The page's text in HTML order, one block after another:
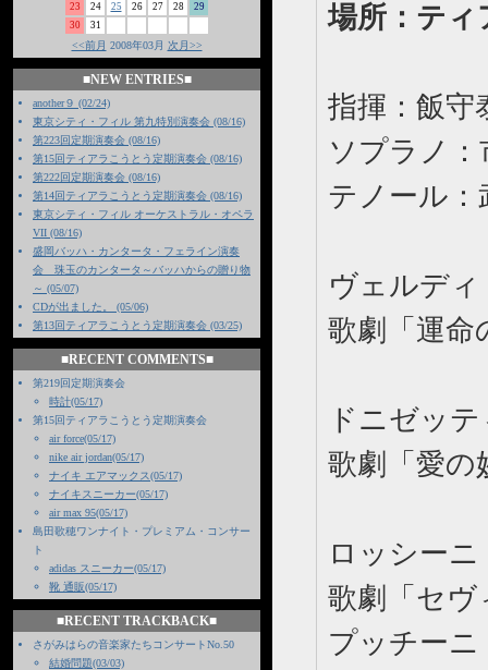
23
24 25 26 27 28
29
30
31
<<前月 2008年03月 次月>>
■NEW ENTRIES■
another９ (02/24)
東京シティ・フィル 第九特別演奏会 (08/16)
第223回定期演奏会 (08/16)
第15回ティアラこうとう定期演奏会 (08/16)
第222回定期演奏会 (08/16)
第14回ティアラこうとう定期演奏会 (08/16)
東京シティ・フィル オーケストラル・オペラ
VII (08/16)
盛岡バッハ・カンタータ・フェライン演奏
会 珠玉のカンタータ～バッハからの贈り物
～ (05/07)
CDが出ました。 (05/06)
第13回ティアラこうとう定期演奏会 (03/25)
■RECENT COMMENTS■
第219回定期演奏会
時計(05/17)
第15回ティアラこうとう定期演奏会
air force(05/17)
nike air jordan(05/17)
ナイキ エアマックス(05/17)
ナイキスニーカー(05/17)
air max 95(05/17)
島田歌穂ワンナイト・プレミアム・コンサー
ト
adidas スニーカー(05/17)
靴 通販(05/17)
■RECENT TRACKBACK■
さがみはらの音楽家たちコンサートNo.50
結婚問題(03/03)
場所：テ
指揮：飯守
ソプラノ：
テノール：
ヴェルディ
歌劇
ドニゼッ
歌劇「
ロッシーニ
歌劇「セヴ
プッチーニ